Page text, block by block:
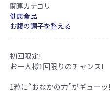
関連カテゴリ
健康食品
お腹の調子を整える
初回限定!
お一人様1回限りのチャンス!
1粒に“おなかの力”がギューッ!